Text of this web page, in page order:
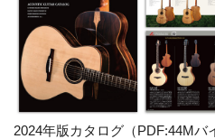
2024年版カタログ（PDF:44Mバ